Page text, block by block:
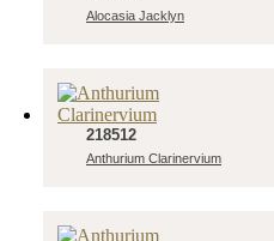
Alocasia Jacklyn
218512
Anthurium Clarinervium